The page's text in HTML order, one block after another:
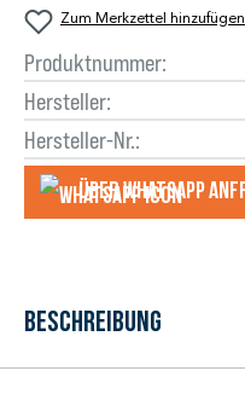
Zum Merkzettel hinzufügen
Produktnummer:
Hersteller:
Hersteller-Nr.:
Über WhatsApp
Beschreibung